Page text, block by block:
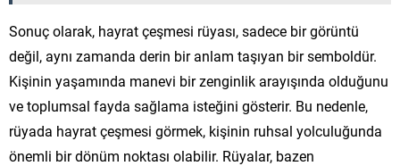
Sonuç olarak, hayrat çeşmesi rüyası, sadece bir görüntü
değil, aynı zamanda derin bir anlam taşıyan bir semboldür.
Kişinin yaşamında manevi bir zenginlik arayışında olduğunu
ve toplumsal fayda sağlama isteğini gösterir. Bu nedenle,
rüyada hayrat çeşmesi görmek, kişinin ruhsal yolculuğunda
önemli bir dönüm noktası olabilir. Rüyalar, bazen